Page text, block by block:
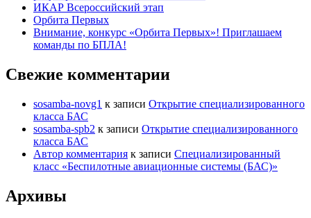
ИКАР Всероссийский этап
Орбита Первых
Внимание, конкурс «Орбита Первых»! Приглашаем
команды по БПЛА!
Свежие комментарии
sosamba-novg1 к записи Открытие специализированного
класса БАС
sosamba-spb2 к записи Открытие специализированного
класса БАС
Автор комментария к записи Специализированный
класс «Беспилотные авиационные системы (БАС)»
Архивы